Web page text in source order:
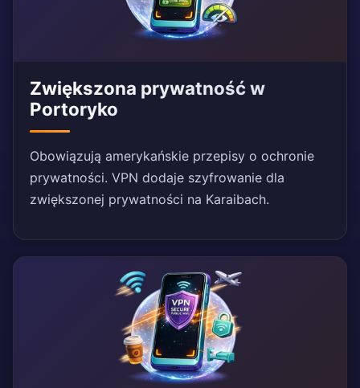
Zwiększona prywatność w
Portoryko
Obowiązują amerykańskie przepisy o ochronie
prywatności. VPN dodaje szyfrowanie dla
zwiększonej prywatności na Karaibach.